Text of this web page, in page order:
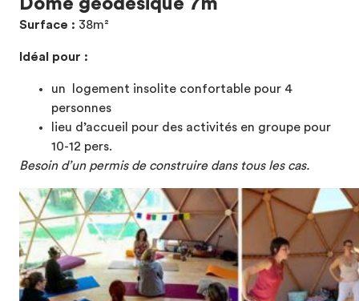
Dôme géodésique 7m
Surface : 38m²
Idéal pour :
un logement insolite confortable pour 4
personnes
lieu d’accueil pour des activités en groupe pour
10-12 pers.
Besoin d’un permis de construire dans tous les cas.